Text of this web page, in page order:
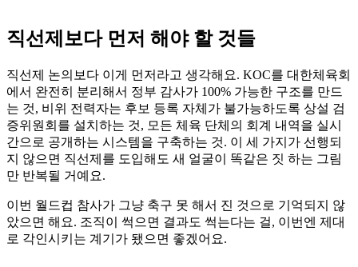
직선제보다 먼저 해야 할 것들
직선제 논의보다 이게 먼저라고 생각해요. KOC를 대한체육회
에서 완전히 분리해서 정부 감사가 100% 가능한 구조를 만드
는 것, 비위 전력자는 후보 등록 자체가 불가능하도록 상설 검
증위원회를 설치하는 것, 모든 체육 단체의 회계 내역을 실시
간으로 공개하는 시스템을 구축하는 것. 이 세 가지가 선행되
지 않으면 직선제를 도입해도 새 얼굴이 똑같은 짓 하는 그림
만 반복될 거예요.
이번 월드컵 참사가 그냥 축구 못 해서 진 것으로 기억되지 않
았으면 해요. 조직이 썩으면 결과도 썩는다는 걸, 이번엔 제대
로 각인시키는 계기가 됐으면 좋겠어요.